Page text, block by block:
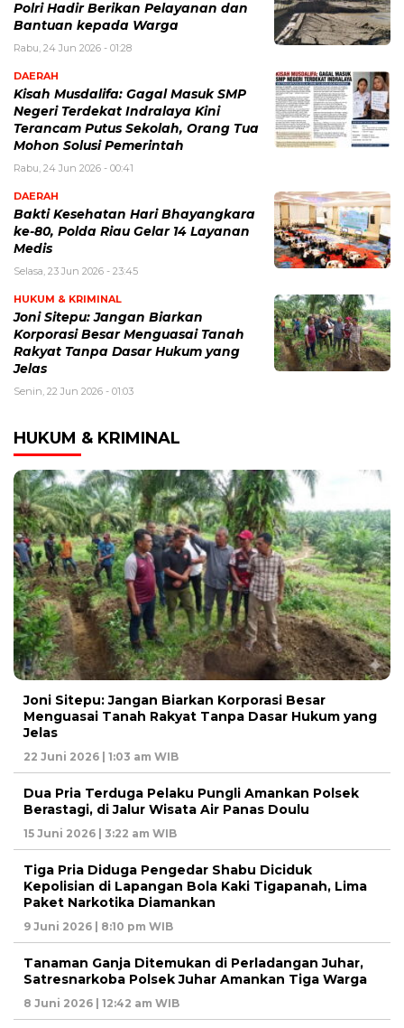
Polri Hadir Berikan Pelayanan dan
Bantuan kepada Warga
Rabu, 24 Jun 2026 - 01:28
DAERAH
Kisah Musdalifa: Gagal Masuk SMP
Negeri Terdekat Indralaya Kini
Terancam Putus Sekolah, Orang Tua
Mohon Solusi Pemerintah
Rabu, 24 Jun 2026 - 00:41
DAERAH
Bakti Kesehatan Hari Bhayangkara
ke-80, Polda Riau Gelar 14 Layanan
Medis
Selasa, 23 Jun 2026 - 23:45
HUKUM & KRIMINAL
Joni Sitepu: Jangan Biarkan
Korporasi Besar Menguasai Tanah
Rakyat Tanpa Dasar Hukum yang
Jelas
Senin, 22 Jun 2026 - 01:03
HUKUM & KRIMINAL
Joni Sitepu: Jangan Biarkan Korporasi Besar
Menguasai Tanah Rakyat Tanpa Dasar Hukum yang
Jelas
22 Juni 2026 | 1:03 am WIB
Dua Pria Terduga Pelaku Pungli Amankan Polsek
Berastagi, di Jalur Wisata Air Panas Doulu
15 Juni 2026 | 3:22 am WIB
Tiga Pria Diduga Pengedar Shabu Diciduk
Kepolisian di Lapangan Bola Kaki Tigapanah, Lima
Paket Narkotika Diamankan
9 Juni 2026 | 8:10 pm WIB
Tanaman Ganja Ditemukan di Perladangan Juhar,
Satresnarkoba Polsek Juhar Amankan Tiga Warga
8 Juni 2026 | 12:42 am WIB